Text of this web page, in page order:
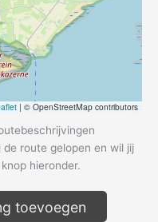
| © OpenStreetMap contributors
route gelopen en wil jij
hieronder.
toevoegen